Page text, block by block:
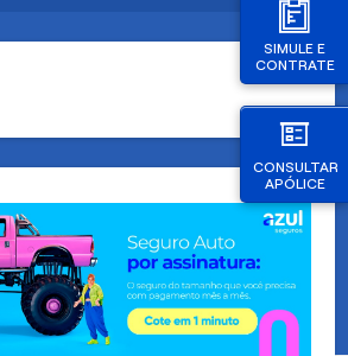
SIMULE E
CONTRATE
CONSULTAR
APÓLICE